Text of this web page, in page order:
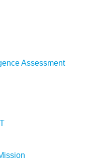
Assessment